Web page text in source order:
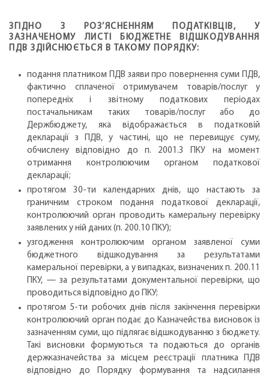
ЗГІДНО З РОЗ’ЯСНЕННЯМ ПОДАТКІВЦІВ, У
ЗАЗНАЧЕНОМУ ЛИСТІ БЮДЖЕТНЕ ВІДШКОДУВАННЯ
ПДВ ЗДІЙСНЮЄТЬСЯ В ТАКОМУ ПОРЯДКУ:
подання платником ПДВ заяви про повернення суми ПДВ,
фактично сплаченої отримувачем товарів/послуг у
попередніх і звітному податкових періодах
постачальникам таких товарів/послуг або до
Держбюджету, яка відображається в податковій
декларації з ПДВ, у частині, що не перевищує суму,
обчислену відповідно до п. 2001.3 ПКУ на момент
отримання контролюючим органом податкової
декларації;
протягом 30-ти календарних днів, що настають за
граничним строком подання податкової декларації,
контролюючий орган проводить камеральну перевірку
заявлених у ній даних (п. 200.10 ПКУ);
узгодження контролюючим органом заявленої суми
бюджетного відшкодування за результатами
камеральної перевірки, а у випадках, визначених п. 200.11
ПКУ, — за результатами документальної перевірки, що
проводиться відповідно до ПКУ;
протягом 5-ти робочих днів після закінчення перевірки
контролюючий орган подає до Казначейства висновок iз
зазначенням суми, що підлягає відшкодуванню з бюджету.
Такі висновки формуються та подаються до органів
держказначейства за місцем реєстрації платника ПДВ
відповідно до Порядку формування та надсилання